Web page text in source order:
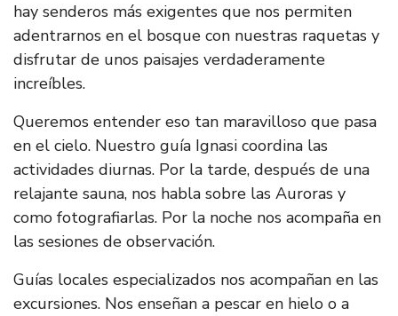
hay senderos más exigentes que nos permiten
adentrarnos en el bosque con nuestras raquetas y
disfrutar de unos paisajes verdaderamente
increíbles.
Queremos entender eso tan maravilloso que pasa
en el cielo. Nuestro guía Ignasi coordina las
actividades diurnas. Por la tarde, después de una
relajante sauna, nos habla sobre las Auroras y
como fotografiarlas. Por la noche nos acompaña en
las sesiones de observación.
Guías locales especializados nos acompañan en las
excursiones. Nos enseñan a pescar en hielo o a